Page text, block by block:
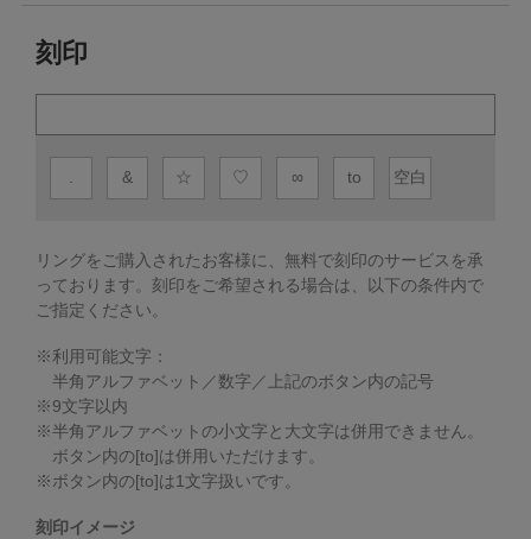
刻印
. & ☆ ♡ ∞ to 空白
リングをご購入されたお客様に、無料で刻印のサービスを承
っております。 刻印をご希望される場合は、以下の条件内で
ご指定ください。
※利用可能文字：
半角アルファベット／数字／上記のボタン内の記号
※9文字以内
※半角アルファベットの小文字と大文字は併用できません。
ボタン内の[to]は併用いただけます。
※ボタン内の[to]は1文字扱いです。
刻印イメージ